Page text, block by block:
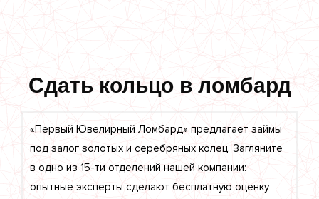
Сдать кольцо в ломбард
«Первый Ювелирный Ломбард» предлагает займы
под залог золотых и серебряных колец. Загляните
в одно из 15-ти отделений нашей компании:
опытные эксперты сделают бесплатную оценку